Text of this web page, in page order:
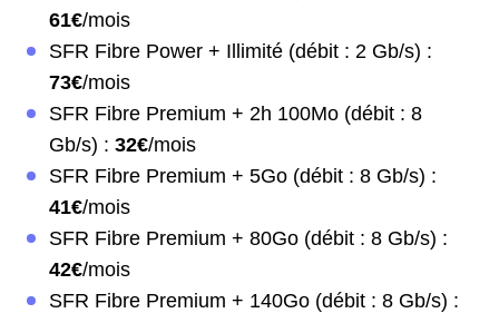
61€/mois
SFR Fibre Power + Illimité (débit : 2 Gb/s) :
73€/mois
SFR Fibre Premium + 2h 100Mo (débit : 8
Gb/s) : 32€/mois
SFR Fibre Premium + 5Go (débit : 8 Gb/s) :
41€/mois
SFR Fibre Premium + 80Go (débit : 8 Gb/s) :
42€/mois
SFR Fibre Premium + 140Go (débit : 8 Gb/s) :